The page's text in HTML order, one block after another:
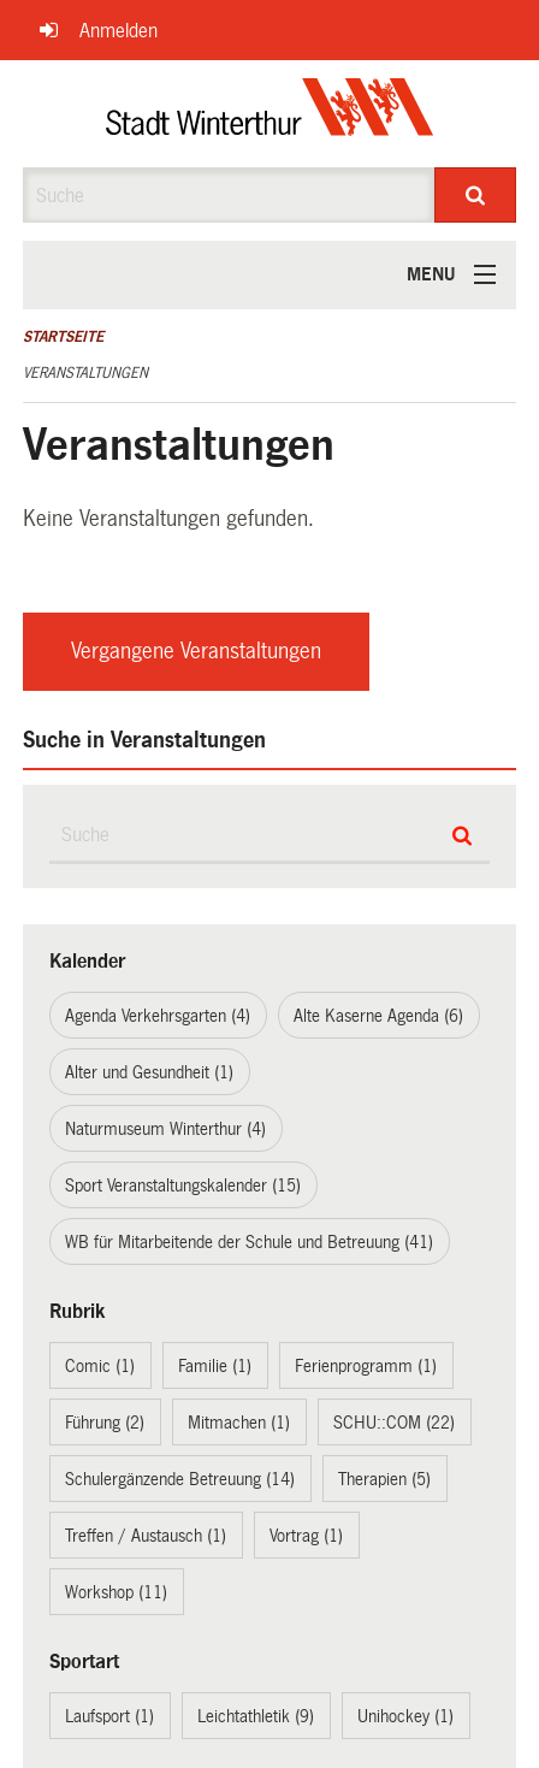
Navigation
überspringen
Anmelden
MENU
ÜBER UNS
STARTSEITE
VERANSTALTUNGEN
Veranstaltungen
Keine Veranstaltungen gefunden.
Vergangene Veranstaltungen
Suche in Veranstaltungen
Kalender
Agenda Verkehrsgarten (4) Alte Kaserne Agenda (6)
Alter und Gesundheit (1)
Naturmuseum Winterthur (4)
Sport Veranstaltungskalender (15)
WB für Mitarbeitende der Schule und Betreuung (41)
Rubrik
Comic (1) Familie (1) Ferienprogramm (1)
Führung (2) Mitmachen (1) SCHU::COM (22)
Schulergänzende Betreuung (14) Therapien (5)
Treffen / Austausch (1) Vortrag (1)
Workshop (11)
Sportart
Laufsport (1) Leichtathletik (9) Unihockey (1)